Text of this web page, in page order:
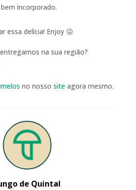
incorporado.
essa delícia! Enjoy 😜
na sua região?
no nosso siteagora mesmo.
de Quintal